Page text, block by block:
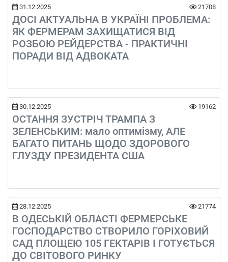
31.12.2025 21708
ДОСІ АКТУАЛЬНА В УКРАЇНІ ПРОБЛЕМА:
ЯК ФЕРМЕРАМ ЗАХИЩАТИСЯ ВІД
РОЗБОЮ РЕЙДЕРСТВА - ПРАКТИЧНІ
ПОРАДИ ВІД АДВОКАТА
30.12.2025 19162
ОСТАННЯ ЗУСТРІЧ ТРАМПА З
ЗЕЛЕНСЬКИМ: мало оптимізму, АЛЕ
БАГАТО ПИТАНЬ ЩОДО ЗДОРОВОГО
ГЛУЗДУ ПРЕЗИДЕНТА США
28.12.2025 21774
В ОДЕСЬКІЙ ОБЛАСТІ ФЕРМЕРСЬКЕ
ГОСПОДАРСТВО СТВОРИЛО ГОРІХОВИЙ
САД ПЛОЩЕЮ 105 ГЕКТАРІВ І ГОТУЄТЬСЯ
ДО СВІТОВОГО РИНКУ